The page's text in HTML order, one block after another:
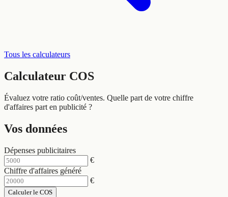
Tous les calculateurs
Calculateur COS
Évaluez votre ratio coût/ventes. Quelle part de votre chiffre
d'affaires part en publicité ?
Vos données
Dépenses publicitaires
€
Chiffre d'affaires généré
€
Calculer le COS